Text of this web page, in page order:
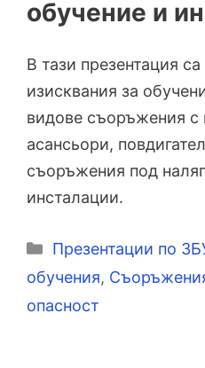
обучение и
В тази презентация
изисквания за
видове съоръжения с
асансьори,
съоръжения под
инсталации.
Категории
Презентации по
обучения,
опасност